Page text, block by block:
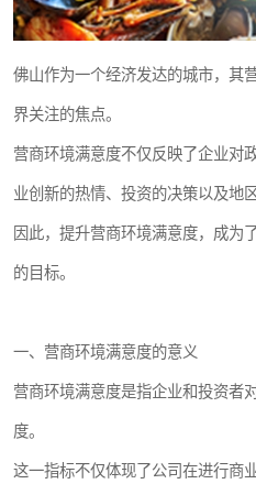
佛山作为一个经济发达的城市，其
界关注的焦点。
营商环境满意度不仅反映了企业对
业创新的热情、投资的决策以及地
因此，提升营商环境满意度，成为
的目标。
一、营商环境满意度的意义
营商环境满意度是指企业和投资者
度。
这一指标不仅体现了公司在进行商